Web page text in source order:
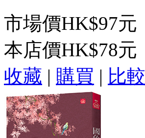
市場價HK$97元
本店價HK$78元
收藏 | 購買 | 比較